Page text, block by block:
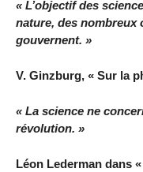
« L’objectif des
nature, des nombreux
gouvernent. »
V. Ginzburg, « Sur la
« La science ne
révolution. »
Léon Lederman dans